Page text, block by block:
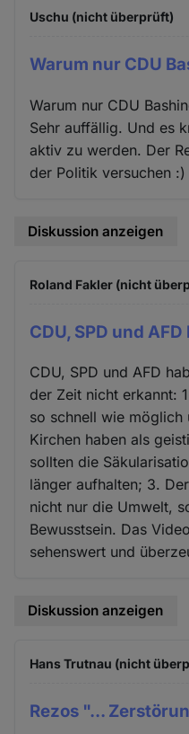
Uschu (nicht überprüft)
Warum nur CDU
Warum nur CDU
Sehr auffällig. Und es
aktiv zu werden. Der
der Politik versuchen :)
Diskussion anzeigen
Roland Fakler (nicht
CDU, SPD und
CDU, SPD und AFD
der Zeit nicht erkannt:
so schnell wie
Kirchen haben als
sollten die
länger aufhalten; 3.
nicht nur die Umwelt,
Bewusstsein. Das
sehenswert und
Diskussion anzeigen
Hans Trutnau (nicht
Rezos "...